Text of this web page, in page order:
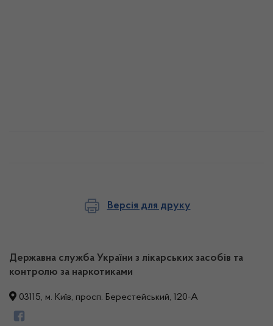
Версія для друку
Державна служба України з лікарських засобів та
контролю за наркотиками
03115, м. Київ, просп. Берестейський, 120-А